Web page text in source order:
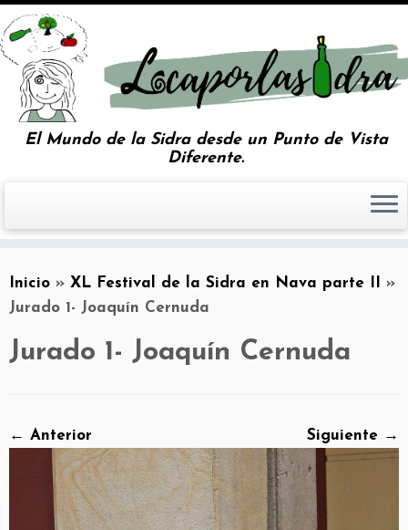
El Mundo de la Sidra desde un Punto de Vista
Diferente.
Inicio » XL Festival de la Sidra en Nava parte II
»
Jurado 1- Joaquín Cernuda
Jurado 1- Joaquín Cernuda
← Anterior Siguiente →